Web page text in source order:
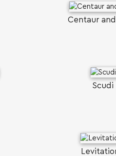
Centaur
Scudi I